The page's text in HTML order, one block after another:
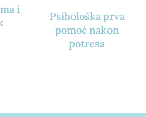
i
Psihološka prva
pomoć nakon
potresa